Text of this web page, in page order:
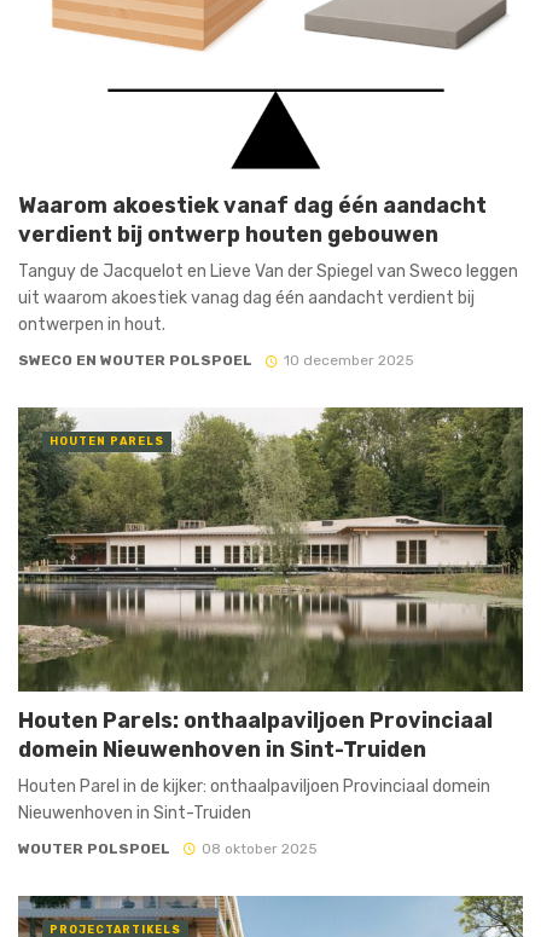
Waarom akoestiek vanaf dag één aandacht
verdient bij ontwerp houten gebouwen
Tanguy de Jacquelot en Lieve Van der Spiegel van Sweco leggen
uit waarom akoestiek vanag dag één aandacht verdient bij
ontwerpen in hout.
SWECO EN WOUTER POLSPOEL 10 december 2025
HOUTEN PARELS
Houten Parels: onthaalpaviljoen Provinciaal
domein Nieuwenhoven in Sint-Truiden
Houten Parel in de kijker: onthaalpaviljoen Provinciaal domein
Nieuwenhoven in Sint-Truiden
WOUTER POLSPOEL 08 oktober 2025
PROJECTARTIKELS